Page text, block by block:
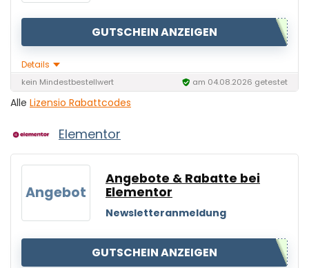
GUTSCHEIN ANZEIGEN
Details
kein Mindestbestellwert am 04.08.2026 getestet
Alle Lizensio Rabattcodes
Elementor
Angebot
Angebote & Rabatte bei
Elementor
Newsletteranmeldung
GUTSCHEIN ANZEIGEN